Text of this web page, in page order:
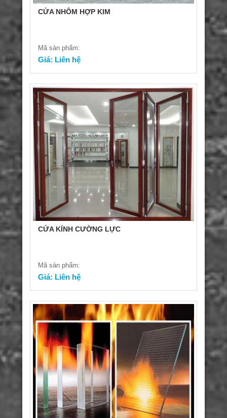
CỬA NHÔM HỢP KIM
Mã sản phẩm:
Giá: Liên hệ
CỬA KÍNH CƯỜNG LỰC
Mã sản phẩm:
Giá: Liên hệ